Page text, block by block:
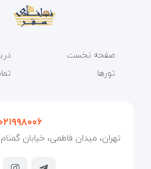
صفحه نخست
تورها
تهران، میدان فاطمی، خیابان گمنام،